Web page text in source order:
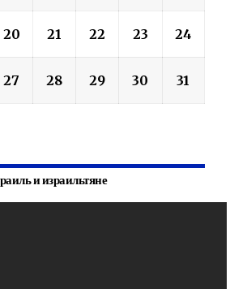
20 21 22 23 24
27 28 29 30 31
и израильтяне